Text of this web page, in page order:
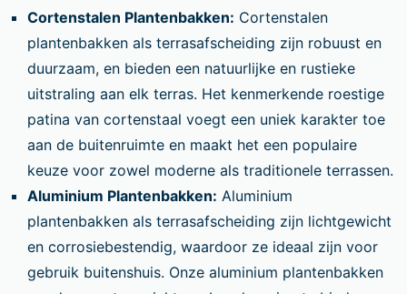
Cortenstalen Plantenbakken: Cortenstalen
plantenbakken als terrasafscheiding zijn robuust en
duurzaam, en bieden een natuurlijke en rustieke
uitstraling aan elk terras. Het kenmerkende roestige
patina van cortenstaal voegt een uniek karakter toe
aan de buitenruimte en maakt het een populaire
keuze voor zowel moderne als traditionele terrassen.
Aluminium Plantenbakken: Aluminium
plantenbakken als terrasafscheiding zijn lichtgewicht
en corrosiebestendig, waardoor ze ideaal zijn voor
gebruik buitenshuis. Onze aluminium plantenbakken